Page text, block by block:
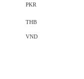
PKR
THB
VND